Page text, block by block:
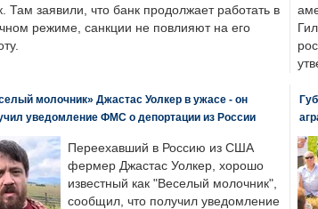
Там заявили, что банк продолжает работать в
режиме, санкции не повлияют на его
молочник» Джастас Уолкер в ужасе - он
уведомление ФМС о депортации из России
Переехавший в Россию из США
фермер Джастас Уолкер, хорошо
известный как "Веселый молочник",
сообщил, что получил уведомление